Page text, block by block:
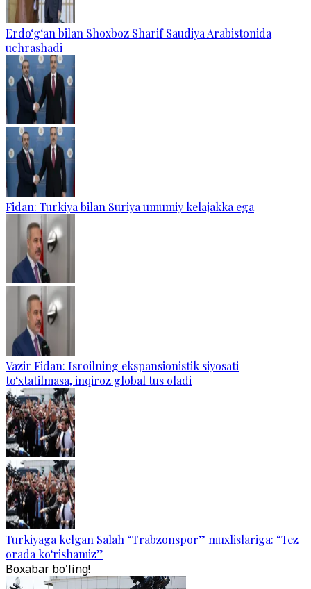
Erdo‘g‘an bilan Shoxboz Sharif Saudiya Arabistonida
uchrashadi
Fidan: Turkiya bilan Suriya umumiy kelajakka ega
Vazir Fidan: Isroilning ekspansionistik siyosati
to‘xtatilmasa, inqiroz global tus oladi
Turkiyaga kelgan Salah “Trabzonspor” muxlislariga: “Tez
orada ko‘rishamiz”
Boxabar bo'ling!